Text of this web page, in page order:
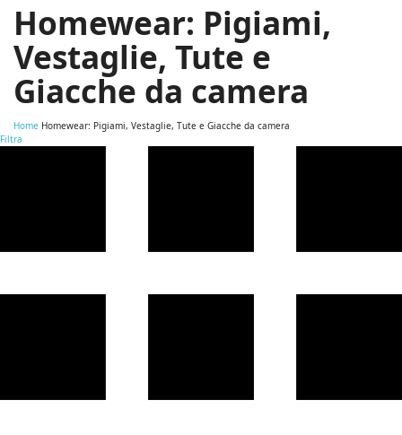
Homewear: Pigiami,
Vestaglie, Tute e
Giacche da camera
Home Homewear: Pigiami, Vestaglie, Tute e Giacche da camera
Filtra